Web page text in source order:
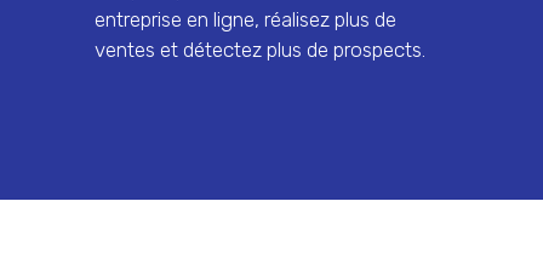
entreprise en ligne, réalisez plus de
ventes et détectez plus de prospects.